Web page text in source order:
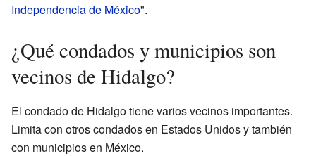
Independencia de México".
¿Qué condados y municipios son
vecinos de Hidalgo?
El condado de Hidalgo tiene varios vecinos importantes.
Limita con otros condados en Estados Unidos y también
con municipios en México.